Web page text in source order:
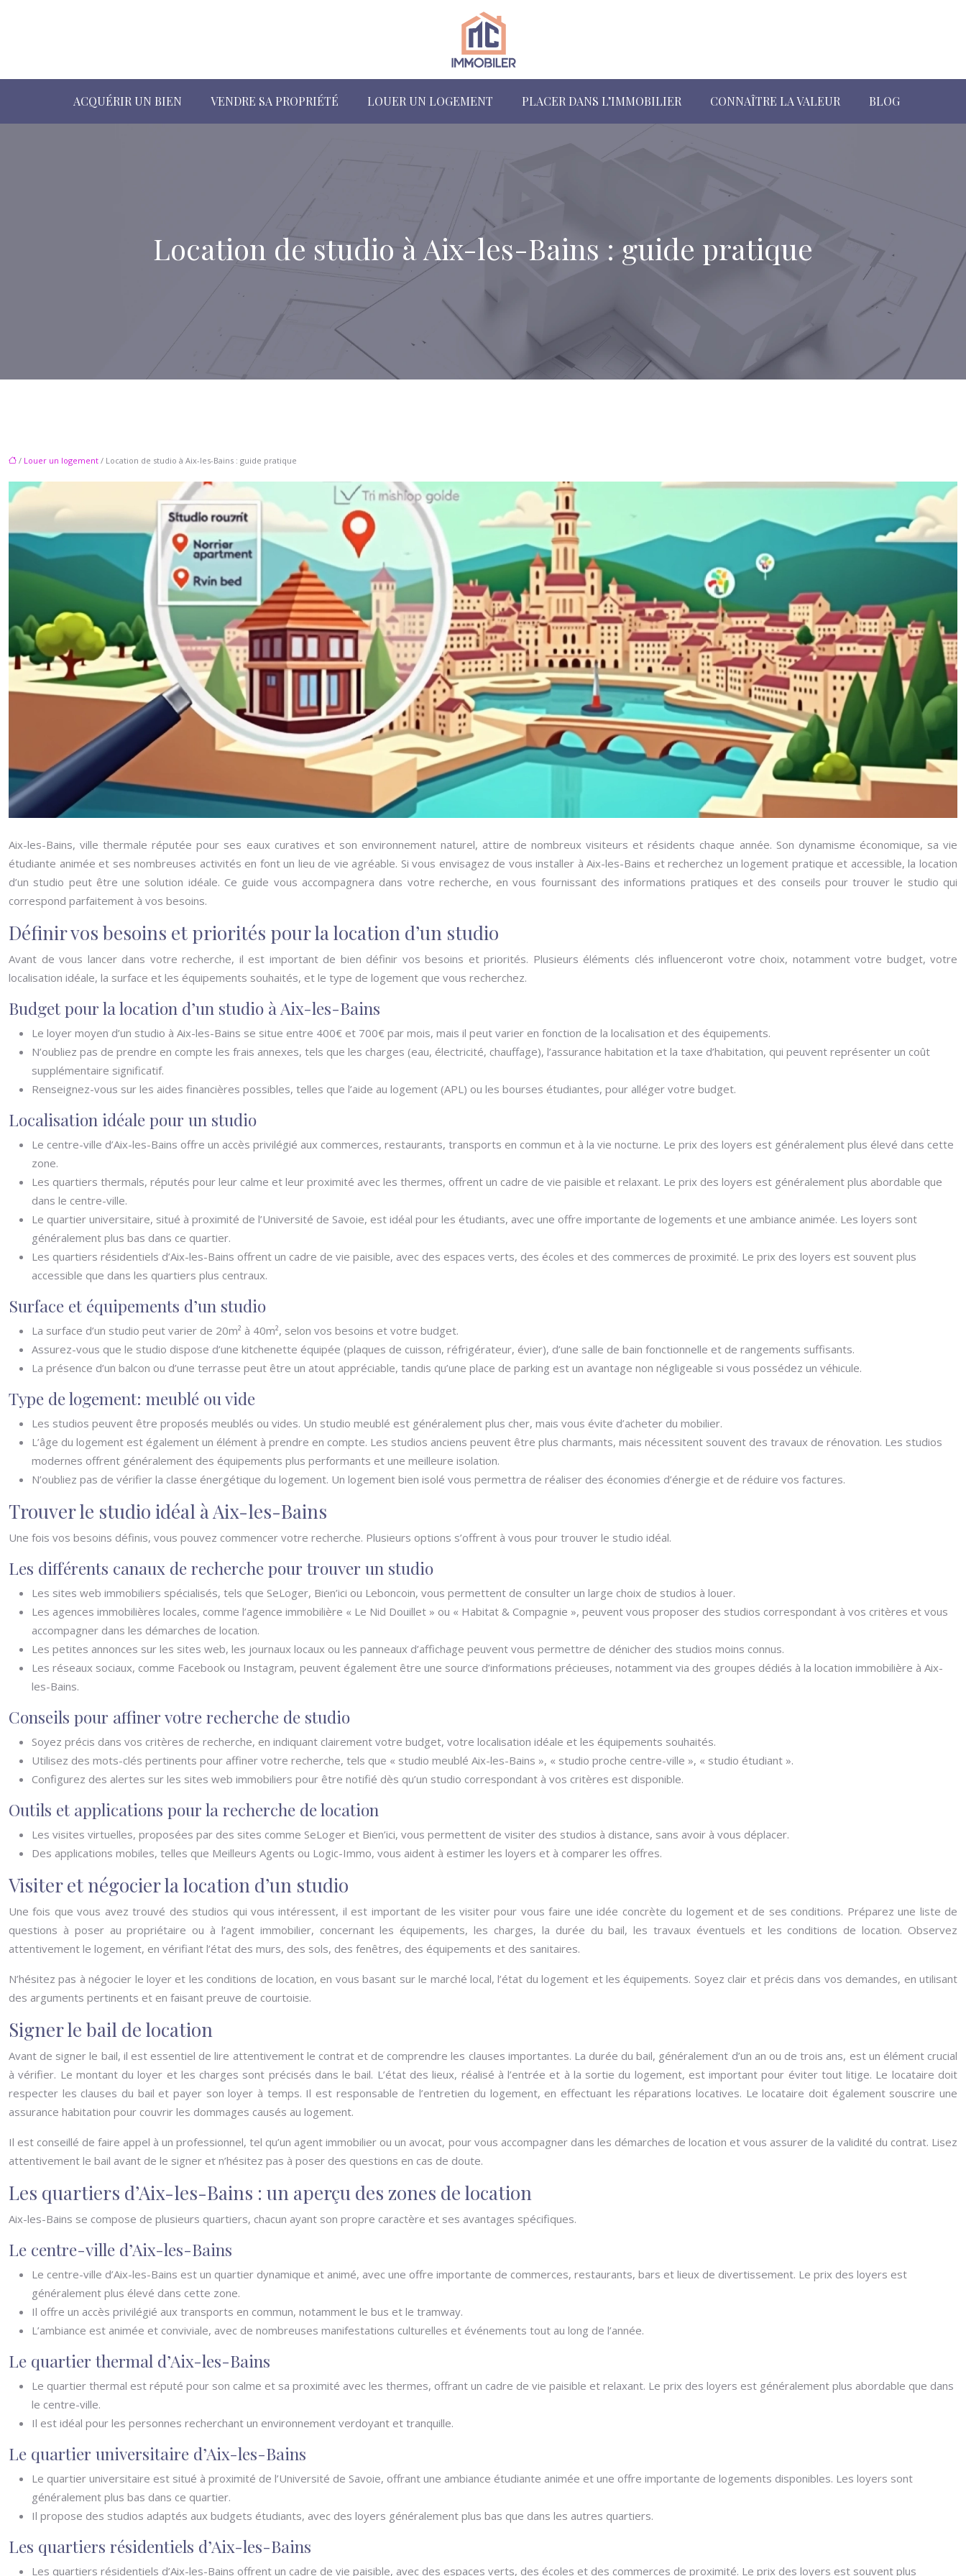
ACQUÉRIR UN BIEN VENDRE SA PROPRIÉTÉ LOUER UN LOGEMENT PLACER DANS L’IMMOBILIER CONNAÎTRE LA VALEUR BLOG
Location de studio à Aix-les-Bains : guide pratique
/ Louer un logement / Location de studio à Aix-les-Bains : guide pratique
Aix-les-Bains, ville thermale réputée pour ses eaux curatives et son environnement naturel, attire de nombreux visiteurs et résidents chaque année. Son dynamisme économique, sa vie
étudiante animée et ses nombreuses activités en font un lieu de vie agréable. Si vous envisagez de vous installer à Aix-les-Bains et recherchez un logement pratique et accessible, la location
d’un studio peut être une solution idéale. Ce guide vous accompagnera dans votre recherche, en vous fournissant des informations pratiques et des conseils pour trouver le studio qui
correspond parfaitement à vos besoins.
Définir vos besoins et priorités pour la location d’un studio
Avant de vous lancer dans votre recherche, il est important de bien définir vos besoins et priorités. Plusieurs éléments clés influenceront votre choix, notamment votre budget, votre
localisation idéale, la surface et les équipements souhaités, et le type de logement que vous recherchez.
Budget pour la location d’un studio à Aix-les-Bains
Le loyer moyen d’un studio à Aix-les-Bains se situe entre 400€ et 700€ par mois, mais il peut varier en fonction de la localisation et des équipements.
N’oubliez pas de prendre en compte les frais annexes, tels que les charges (eau, électricité, chauffage), l’assurance habitation et la taxe d’habitation, qui peuvent représenter un coût
supplémentaire significatif.
Renseignez-vous sur les aides financières possibles, telles que l’aide au logement (APL) ou les bourses étudiantes, pour alléger votre budget.
Localisation idéale pour un studio
Le centre-ville d’Aix-les-Bains offre un accès privilégié aux commerces, restaurants, transports en commun et à la vie nocturne. Le prix des loyers est généralement plus élevé dans cette
zone.
Les quartiers thermals, réputés pour leur calme et leur proximité avec les thermes, offrent un cadre de vie paisible et relaxant. Le prix des loyers est généralement plus abordable que
dans le centre-ville.
Le quartier universitaire, situé à proximité de l’Université de Savoie, est idéal pour les étudiants, avec une offre importante de logements et une ambiance animée. Les loyers sont
généralement plus bas dans ce quartier.
Les quartiers résidentiels d’Aix-les-Bains offrent un cadre de vie paisible, avec des espaces verts, des écoles et des commerces de proximité. Le prix des loyers est souvent plus
accessible que dans les quartiers plus centraux.
Surface et équipements d’un studio
La surface d’un studio peut varier de 20m² à 40m², selon vos besoins et votre budget.
Assurez-vous que le studio dispose d’une kitchenette équipée (plaques de cuisson, réfrigérateur, évier), d’une salle de bain fonctionnelle et de rangements suffisants.
La présence d’un balcon ou d’une terrasse peut être un atout appréciable, tandis qu’une place de parking est un avantage non négligeable si vous possédez un véhicule.
Type de logement: meublé ou vide
Les studios peuvent être proposés meublés ou vides. Un studio meublé est généralement plus cher, mais vous évite d’acheter du mobilier.
L’âge du logement est également un élément à prendre en compte. Les studios anciens peuvent être plus charmants, mais nécessitent souvent des travaux de rénovation. Les studios
modernes offrent généralement des équipements plus performants et une meilleure isolation.
N’oubliez pas de vérifier la classe énergétique du logement. Un logement bien isolé vous permettra de réaliser des économies d’énergie et de réduire vos factures.
Trouver le studio idéal à Aix-les-Bains
Une fois vos besoins définis, vous pouvez commencer votre recherche. Plusieurs options s’offrent à vous pour trouver le studio idéal.
Les différents canaux de recherche pour trouver un studio
Les sites web immobiliers spécialisés, tels que SeLoger, Bien’ici ou Leboncoin, vous permettent de consulter un large choix de studios à louer.
Les agences immobilières locales, comme l’agence immobilière « Le Nid Douillet » ou « Habitat & Compagnie », peuvent vous proposer des studios correspondant à vos critères et vous
accompagner dans les démarches de location.
Les petites annonces sur les sites web, les journaux locaux ou les panneaux d’affichage peuvent vous permettre de dénicher des studios moins connus.
Les réseaux sociaux, comme Facebook ou Instagram, peuvent également être une source d’informations précieuses, notamment via des groupes dédiés à la location immobilière à Aix-
les-Bains.
Conseils pour affiner votre recherche de studio
Soyez précis dans vos critères de recherche, en indiquant clairement votre budget, votre localisation idéale et les équipements souhaités.
Utilisez des mots-clés pertinents pour affiner votre recherche, tels que « studio meublé Aix-les-Bains », « studio proche centre-ville », « studio étudiant ».
Configurez des alertes sur les sites web immobiliers pour être notifié dès qu’un studio correspondant à vos critères est disponible.
Outils et applications pour la recherche de location
Les visites virtuelles, proposées par des sites comme SeLoger et Bien’ici, vous permettent de visiter des studios à distance, sans avoir à vous déplacer.
Des applications mobiles, telles que Meilleurs Agents ou Logic-Immo, vous aident à estimer les loyers et à comparer les offres.
Visiter et négocier la location d’un studio
Une fois que vous avez trouvé des studios qui vous intéressent, il est important de les visiter pour vous faire une idée concrète du logement et de ses conditions. Préparez une liste de
questions à poser au propriétaire ou à l’agent immobilier, concernant les équipements, les charges, la durée du bail, les travaux éventuels et les conditions de location. Observez
attentivement le logement, en vérifiant l’état des murs, des sols, des fenêtres, des équipements et des sanitaires.
N’hésitez pas à négocier le loyer et les conditions de location, en vous basant sur le marché local, l’état du logement et les équipements. Soyez clair et précis dans vos demandes, en utilisant
des arguments pertinents et en faisant preuve de courtoisie.
Signer le bail de location
Avant de signer le bail, il est essentiel de lire attentivement le contrat et de comprendre les clauses importantes. La durée du bail, généralement d’un an ou de trois ans, est un élément crucial
à vérifier. Le montant du loyer et les charges sont précisés dans le bail. L’état des lieux, réalisé à l’entrée et à la sortie du logement, est important pour éviter tout litige. Le locataire doit
respecter les clauses du bail et payer son loyer à temps. Il est responsable de l’entretien du logement, en effectuant les réparations locatives. Le locataire doit également souscrire une
assurance habitation pour couvrir les dommages causés au logement.
Il est conseillé de faire appel à un professionnel, tel qu’un agent immobilier ou un avocat, pour vous accompagner dans les démarches de location et vous assurer de la validité du contrat. Lisez
attentivement le bail avant de le signer et n’hésitez pas à poser des questions en cas de doute.
Les quartiers d’Aix-les-Bains : un aperçu des zones de location
Aix-les-Bains se compose de plusieurs quartiers, chacun ayant son propre caractère et ses avantages spécifiques.
Le centre-ville d’Aix-les-Bains
Le centre-ville d’Aix-les-Bains est un quartier dynamique et animé, avec une offre importante de commerces, restaurants, bars et lieux de divertissement. Le prix des loyers est
généralement plus élevé dans cette zone.
Il offre un accès privilégié aux transports en commun, notamment le bus et le tramway.
L’ambiance est animée et conviviale, avec de nombreuses manifestations culturelles et événements tout au long de l’année.
Le quartier thermal d’Aix-les-Bains
Le quartier thermal est réputé pour son calme et sa proximité avec les thermes, offrant un cadre de vie paisible et relaxant. Le prix des loyers est généralement plus abordable que dans
le centre-ville.
Il est idéal pour les personnes recherchant un environnement verdoyant et tranquille.
Le quartier universitaire d’Aix-les-Bains
Le quartier universitaire est situé à proximité de l’Université de Savoie, offrant une ambiance étudiante animée et une offre importante de logements disponibles. Les loyers sont
généralement plus bas dans ce quartier.
Il propose des studios adaptés aux budgets étudiants, avec des loyers généralement plus bas que dans les autres quartiers.
Les quartiers résidentiels d’Aix-les-Bains
Les quartiers résidentiels d’Aix-les-Bains offrent un cadre de vie paisible, avec des espaces verts, des écoles et des commerces de proximité. Le prix des loyers est souvent plus